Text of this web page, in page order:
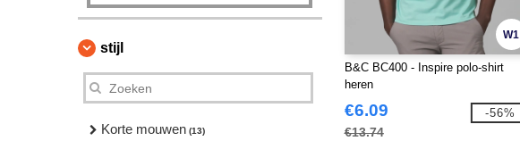
stijl
Korte mouwen (13)
W1
B&C BC400 - Inspire polo-shirt
heren
€6.09
€13.74
-56%